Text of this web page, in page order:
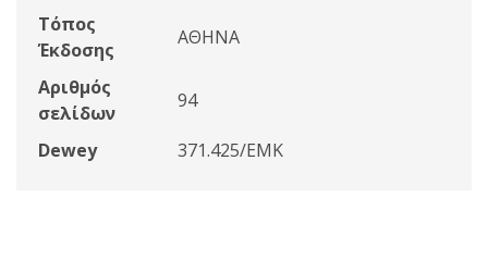
Τόπος
Έκδοσης
ΑΘΗΝΑ
Αριθμός
σελίδων
94
Dewey 371.425/ΕΜΚ